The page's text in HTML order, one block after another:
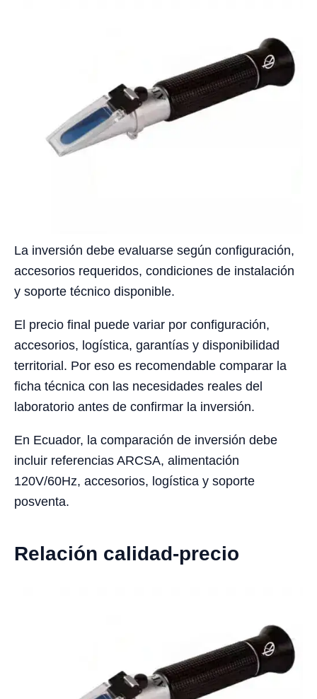
La inversión debe evaluarse según configuración,
accesorios requeridos, condiciones de instalación
y soporte técnico disponible.
El precio final puede variar por configuración,
accesorios, logística, garantías y disponibilidad
territorial. Por eso es recomendable comparar la
ficha técnica con las necesidades reales del
laboratorio antes de confirmar la inversión.
En Ecuador, la comparación de inversión debe
incluir referencias ARCSA, alimentación
120V/60Hz, accesorios, logística y soporte
posventa.
Relación calidad-precio